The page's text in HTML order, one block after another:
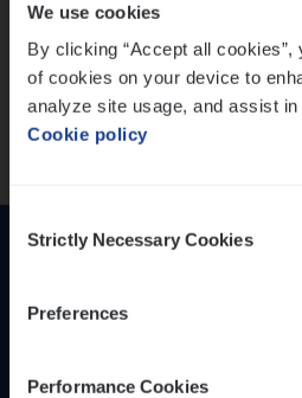
We use cookies
By clicking “Accept all
of cookies on your device to
analyze site usage, and assist
Cookie policy
Selection
Strictly Necessary Cookies
Preferences
Performance Cookies
IT, Change & Innovation
People Management
Sales Management
Loca­tie
Provincie Limburg
versterken
Mathias houdt van diepgaande
humor
Thalia zoekt graag oplossingen,
werk